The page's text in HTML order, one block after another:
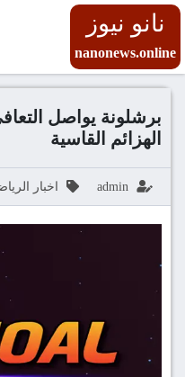
نانو نيوز
nanonews.online
برشلونة يواصل
الهزائم القاسية
admin اخبار